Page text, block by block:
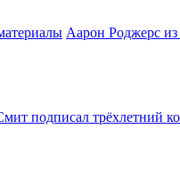
Аарон Роджерс
подписал трёхлетний